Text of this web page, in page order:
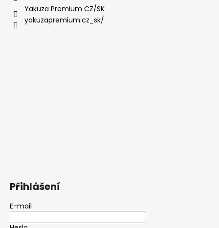
Yakuza Premium CZ/SK
yakuzapremium.cz_sk/
Přihlášení
E-mail